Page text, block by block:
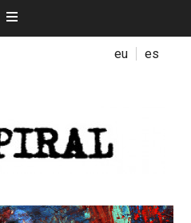
eu es